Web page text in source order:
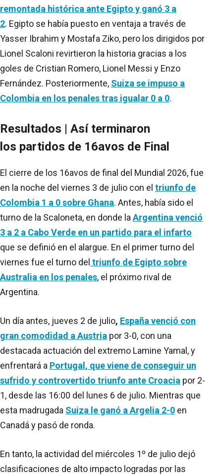
remontada histórica ante Egipto y ganó 3 a
2. Egipto se había puesto en ventaja a través de
Yasser Ibrahim y Mostafa Ziko, pero los dirigidos por
Lionel Scaloni revirtieron la historia gracias a los
goles de Cristian Romero, Lionel Messi y Enzo
Fernández. Posteriormente, Suiza se impuso a
Colombia en los penales tras igualar 0 a 0.
Resultados | Así terminaron
los partidos de 16avos de Final
El cierre de los 16avos de final del Mundial 2026, fue
en la noche del viernes 3 de julio con el triunfo de
Colombia 1 a 0 sobre Ghana. Antes, había sido el
turno de la Scaloneta, en donde la Argentina venció
3 a 2 a Cabo Verde en un partido para el infarto
que se definió en el alargue. En el primer turno del
viernes fue el turno del triunfo de Egipto sobre
Australia en los penales, el próximo rival de
Argentina.
Un día antes, jueves 2 de julio, España venció con
gran comodidad a Austria por 3-0, con una
destacada actuación del extremo Lamine Yamal, y
enfrentará a Portugal, que viene de conseguir un
sufrido y controvertido triunfo ante Croacia por 2-
1, desde las 16:00 del lunes 6 de julio. Mientras que
esta madrugada Suiza le ganó a Argelia 2-0 en
Canadá y pasó de ronda.
En tanto, la actividad del miércoles 1º de julio dejó
clasificaciones de alto impacto logradas por las